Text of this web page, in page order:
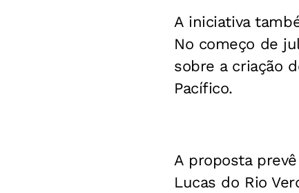
A iniciativa
No começo de
sobre a criação
Pacífico.
A proposta
Lucas do Rio